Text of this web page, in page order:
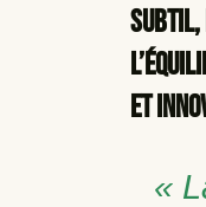
subtil,
et
«